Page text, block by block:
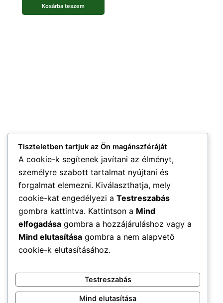
Kosárba teszem
Tiszteletben tartjuk az Ön magánszféráját
A cookie-k segítenek javítani az élményt,
személyre szabott tartalmat nyújtani és
forgalmat elemezni. Kiválaszthatja, mely
cookie-kat engedélyezi a Testreszabás
gombra kattintva. Kattintson a Mind
elfogadása gombra a hozzájáruláshoz vagy a
Mind elutasítása gombra a nem alapvető
cookie-k elutasításához.
Testreszabás
Mind elutasítása